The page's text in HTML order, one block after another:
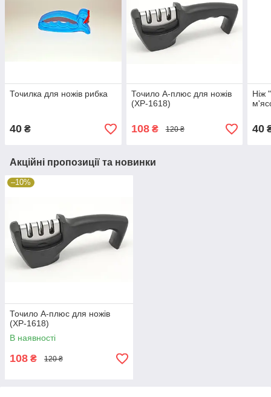
Точилка для ножів рибка
40 ₴
Точило А-плюс для ножів
(XP-1618)
108₴ 120 ₴
Ніж
40
Акційні пропозиції та новинки
–10%
Точило А-плюс для ножів
(XP-1618)
В наявності
108 ₴ 120 ₴